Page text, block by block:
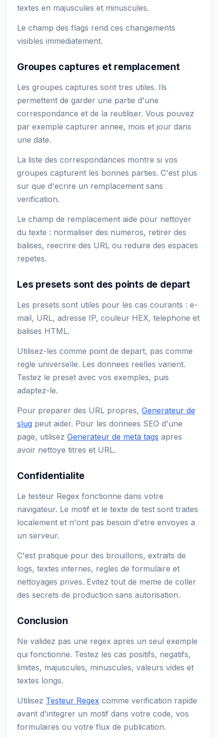
textes en majuscules et minuscules.
Le champ des flags rend ces changements
visibles immediatement.
Groupes captures et remplacement
Les groupes captures sont tres utiles. Ils
permettent de garder une partie d'une
correspondance et de la reutiliser. Vous pouvez
par exemple capturer annee, mois et jour dans
une date.
La liste des correspondances montre si vos
groupes capturent les bonnes parties. C'est plus
sur que d'ecrire un remplacement sans
verification.
Le champ de remplacement aide pour nettoyer
du texte : normaliser des numeros, retirer des
balises, reecrire des URL ou reduire des espaces
repetes.
Les presets sont des points de depart
Les presets sont utiles pour les cas courants : e-
mail, URL, adresse IP, couleur HEX, telephone et
balises HTML.
Utilisez-les comme point de depart, pas comme
regle universelle. Les donnees reelles varient.
Testez le preset avec vos exemples, puis
adaptez-le.
Pour preparer des URL propres, Generateur de
slug peut aider. Pour les donnees SEO d'une
page, utilisez Generateur de meta tags apres
avoir nettoye titres et URL.
Confidentialite
Le testeur Regex fonctionne dans votre
navigateur. Le motif et le texte de test sont traites
localement et n'ont pas besoin d'etre envoyes a
un serveur.
C'est pratique pour des brouillons, extraits de
logs, textes internes, regles de formulaire et
nettoyages prives. Evitez tout de meme de coller
des secrets de production sans autorisation.
Conclusion
Ne validez pas une regex apres un seul exemple
qui fonctionne. Testez les cas positifs, negatifs,
limites, majuscules, minuscules, valeurs vides et
textes longs.
Utilisez Testeur Regex comme verification rapide
avant d'integrer un motif dans votre code, vos
formulaires ou votre flux de publication.